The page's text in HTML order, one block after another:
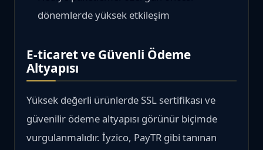
dönemlerde yüksek etkileşim
E-ticaret ve Güvenli Ödeme
Altyapısı
Yüksek değerli ürünlerde SSL sertifikası ve
güvenilir ödeme altyapısı görünür biçimde
vurgulanmalıdır. İyzico, PayTR gibi tanınan